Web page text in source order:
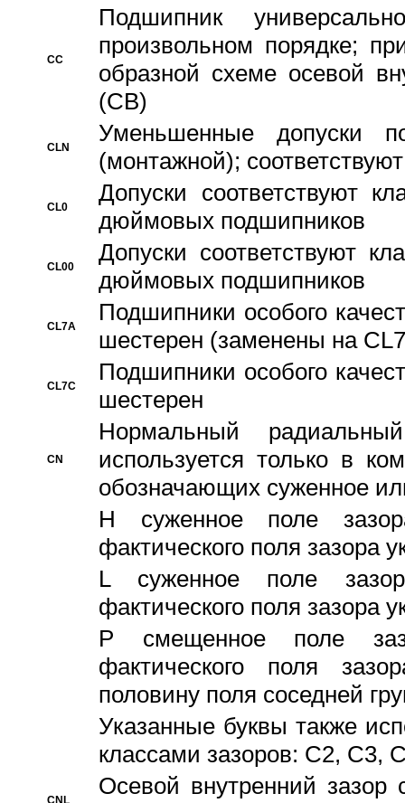
CC
Подшипник
произвольном порядке;
образной схеме осевой
(CB)
CLN
Уменьшенные
(монтажной);
CL0
Допуски соответствуют
дюймовых подшипников
CL00
Допуски соответствуют
дюймовых подшипников
CL7A
Подшипники особого
шестерен (заменены на
CL7C
Подшипники особого
шестерен
CN
Hормальный
используется только в
обозначающих суженное
H суженное поле
фактического поля зазора
L суженное поле
фактического поля зазора
P смещенное поле
фактического поля
половину поля соседней
Указанные буквы также
классами зазоров: С2,
CNL
Осевой внутренний зазор